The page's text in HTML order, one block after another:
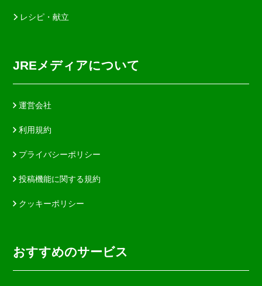
レシピ・献立
JREメディアについて
運営会社
利用規約
プライバシーポリシー
投稿機能に関する規約
クッキーポリシー
おすすめのサービス